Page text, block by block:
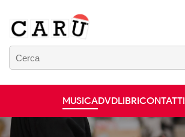
MUSICADVDLIBRICONTATTI